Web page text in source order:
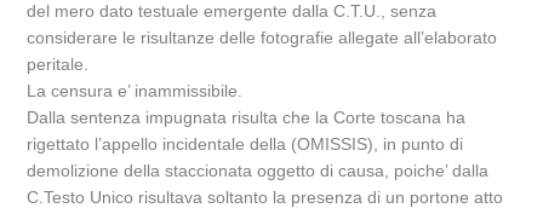
del mero dato testuale emergente dalla C.T.U., senza
considerare le risultanze delle fotografie allegate all’elaborato
peritale.
La censura e’ inammissibile.
Dalla sentenza impugnata risulta che la Corte toscana ha
rigettato l’appello incidentale della (OMISSIS), in punto di
demolizione della staccionata oggetto di causa, poiche’ dalla
C.Testo Unico risultava soltanto la presenza di un portone atto